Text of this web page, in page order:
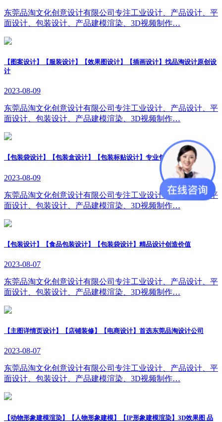
东莞品淘文化创意设计有限公司专注工业设计、产品设计、平
面设计、包装设计、产品建模渲染、3D视频制作…
【图案设计】【服装设计】【效果图设计】【插画设计】找品淘设计原创设
计
2023-08-09
东莞品淘文化创意设计有限公司专注工业设计、产品设计、平
面设计、包装设计、产品建模渲染、3D视频制作…
【包装袋设计】【包装盒设计】【包装标贴设计】专业包装设计公司
2023-08-09
东莞品淘文化创意设计有限公司专注工业设计、产品设计、平
面设计、包装设计、产品建模渲染、3D视频制作…
【包装设计】【食品包装设计】【包装袋设计】精品设计创造价值
2023-08-07
东莞品淘文化创意设计有限公司专注工业设计、产品设计、平
面设计、包装设计、产品建模渲染、3D视频制作…
【主图详情页设计】【店铺装修】【电商设计】首选东莞品淘设计公司
2023-08-07
东莞品淘文化创意设计有限公司专注工业设计、产品设计、平
面设计、包装设计、产品建模渲染、3D视频制作…
【动物形象建模渲染】【人物形象建模】【IP形象建模渲染】3D效果图 品